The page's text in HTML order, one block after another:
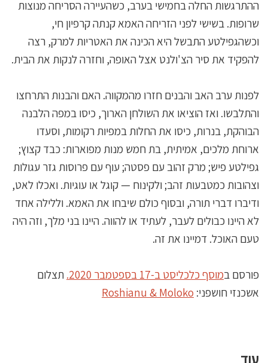
ההתרגשות החלה בחמישי בערב, כשהעיירה הסריחה מנוצות
שרופות. בשישי לפני הזריחה האמא קנתה קרפיון חי,
וכשהגפילטע התבשל היא הכינה את האטריות למרק, רצה
להפקיד את סיר הצ'ולנט אצל האופה, וחזרה לנקות את הבית.
לפנות ערב האב והבנים חזרו מהמקווה. האם והבנות התרחצו
והתלבשו. ואז הוציאו את השולחן הארוך, כיסו במפה הלבנה
הבוהקת, בנרות, כיסו את החלות במפיות רקומות, וסעדו
ארוחת מלכים, אמיתית, בת חמש מנות מפוארות: כבד קצוץ;
גפילטע פיש; מרק זהוב עם פסטה; עוף עם פרוסות גזר עגולות
וצהובות כמטבעות זהב; ולקינוח — קוגל או עוגיות. ואכלו לאט,
ודיברו דברי תורה, ובסוף כולם שיבחו את האמא. וללילה אחד
לא היינו כבולים לעבר, לעתיד או להווה. היינו בני מלך, וזה היה
טעם האוכל. דמיינו את זה.
פורסם במוסף כלכליסט ב-17 בספטמבר 2020.
תצלום
אשכנזי חושפני: Roshianu & Moloko
עוד